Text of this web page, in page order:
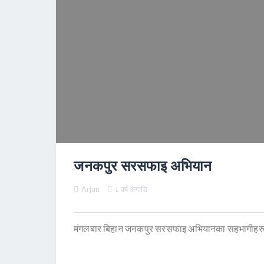
जनकपुर सरसफाइ अभियान
Arjun ८ वर्ष अगाडि
मंगलबार बिहान जनकपुर सरसफाइ अभियानका